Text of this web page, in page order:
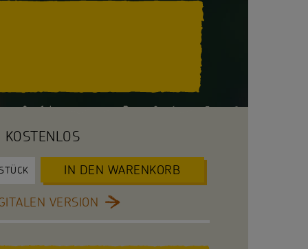
KOSTENLOS
STÜCK IN DEN WARENKORB
VERSION